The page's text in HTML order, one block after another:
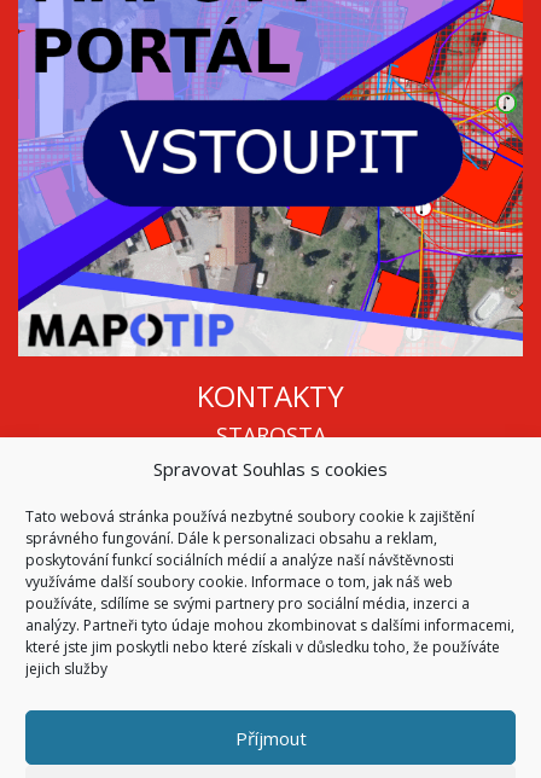
Spravovat Souhlas s cookies
Tato webová stránka používá nezbytné soubory cookie k zajištění
správného fungování. Dále k personalizaci obsahu a reklam,
poskytování funkcí sociálních médií a analýze naší návštěvnosti
využíváme další soubory cookie. Informace o tom, jak náš web
používáte, sdílíme se svými partnery pro sociální média, inzerci a
analýzy. Partneři tyto údaje mohou zkombinovat s dalšími informacemi,
které jste jim poskytli nebo které získali v důsledku toho, že používáte
jejich služby
Příjmout
KONTAKTY
STAROSTA
Mgr. Roman Vala
info@oukojetice.cz
ÚŘEDNÍ HODINY
Po, St: 15:30 - 16:30
Všechny kontakty | Kde nás najdete
© 2026Obec Kojetice na Moravě